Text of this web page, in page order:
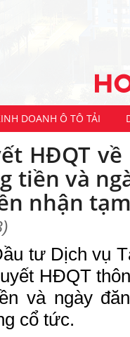
DOANH Ô TÔ TẢI
HĐQT
tiền và
nhận
tư Dịch vụ
HĐQT
và ngày
cổ tức.